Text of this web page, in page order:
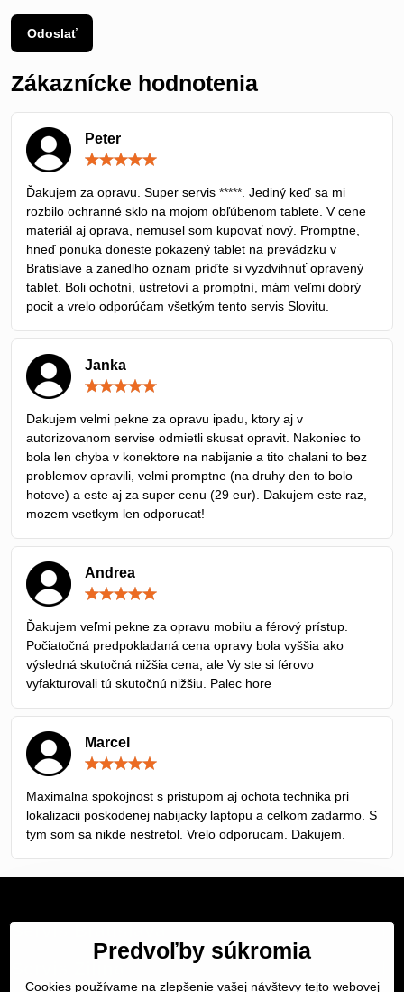
Odoslať
Zákaznícke hodnotenia
Peter
5
Ďakujem za opravu. Super servis *****. Jediný keď sa mi
rozbilo ochranné sklo na mojom obľúbenom tablete. V cene
materiál aj oprava, nemusel som kupovať nový. Promptne,
hneď ponuka doneste pokazený tablet na prevádzku v
Bratislave a zanedlho oznam príďte si vyzdvihnúť opravený
tablet. Boli ochotní, ústretoví a promptní, mám veľmi dobrý
pocit a vrelo odporúčam všetkým tento servis Slovitu.
Janka
5
Dakujem velmi pekne za opravu ipadu, ktory aj v
autorizovanom servise odmietli skusat opravit. Nakoniec to
bola len chyba v konektore na nabijanie a tito chalani to bez
problemov opravili, velmi promptne (na druhy den to bolo
hotove) a este aj za super cenu (29 eur). Dakujem este raz,
mozem vsetkym len odporucat!
Andrea
5
Ďakujem veľmi pekne za opravu mobilu a férový prístup.
Počiatočná predpokladaná cena opravy bola vyššia ako
výsledná skutočná nižšia cena, ale Vy ste si férovo
vyfakturovali tú skutočnú nižšiu. Palec hore
Marcel
5
Maximalna spokojnost s pristupom aj ochota technika pri
lokalizacii poskodenej nabijacky laptopu a celkom zadarmo. S
tym som sa nikde nestretol. Vrelo odporucam. Dakujem.
Servis Bratislava
Predvoľby súkromia
Cookies používame na zlepšenie vašej návštevy tejto webovej